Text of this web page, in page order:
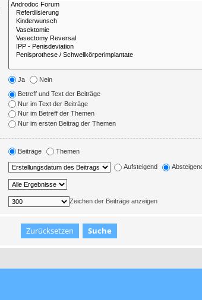
Ja Nein
Betreff und Text der Beiträge
Nur im Text der Beiträge
Nur im Betreff der Themen
Nur im ersten Beitrag der Themen
Beiträge Themen
Aufsteigend
Zeichen der Beiträge anzeigen